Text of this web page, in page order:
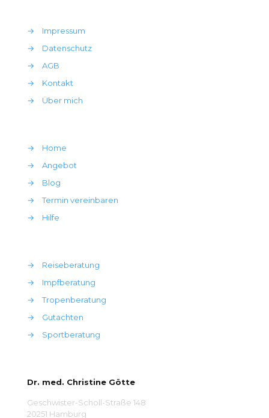
→
Impressum
→
Datenschutz
→
AGB
→
Kontakt
→
Über mich
→
Home
→
Angebot
→
Blog
→
Termin vereinbaren
→
Hilfe
→
Reiseberatung
→
Impfberatung
→
Tropenberatung
→
Gutachten
→
Sportberatung
Dr. med. Christine Götte
Geschwister-Scholl-Straße 148
20251 Hamburg